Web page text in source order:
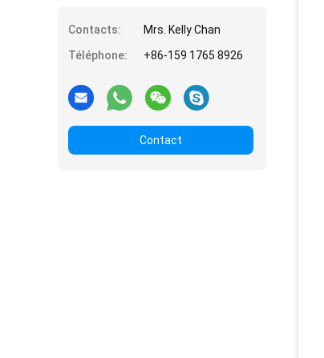
Contacts:
Mrs. Kelly Chan
Téléphone:
+86-159 1765 8926
Contact